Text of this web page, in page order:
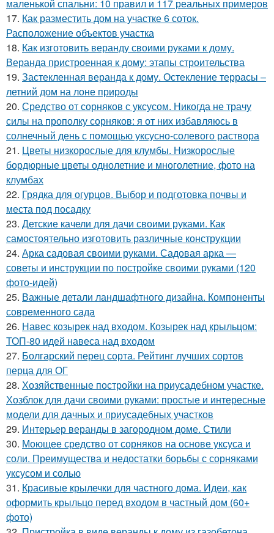
маленькой спальни: 10 правил и 117 реальных примеров
17. Как разместить дом на участке 6 соток.
Расположение объектов участка
18. Как изготовить веранду своими руками к дому.
Веранда пристроенная к дому: этапы строительства
19. Застекленная веранда к дому. Остекление террасы –
летний дом на лоне природы
20. Средство от сорняков с уксусом. Никогда не трачу
силы на прополку сорняков: я от них избавляюсь в
солнечный день с помощью уксусно-солевого раствора
21. Цветы низкорослые для клумбы. Низкорослые
бордюрные цветы однолетние и многолетние, фото на
клумбах
22. Грядка для огурцов. Выбор и подготовка почвы и
места под посадку
23. Детские качели для дачи своими руками. Как
самостоятельно изготовить различные конструкции
24. Арка садовая своими руками. Садовая арка —
советы и инструкции по постройке своими руками (120
фото-идей)
25. Важные детали ландшафтного дизайна. Компоненты
современного сада
26. Навес козырек над входом. Козырек над крыльцом:
ТОП-80 идей навеса над входом
27. Болгарский перец сорта. Рейтинг лучших сортов
перца для ОГ
28. Хозяйственные постройки на приусадебном участке.
Хозблок для дачи своими руками: простые и интересные
модели для дачных и приусадебных участков
29. Интерьер веранды в загородном доме. Стили
30. Моющее средство от сорняков на основе уксуса и
соли. Преимущества и недостатки борьбы с сорняками
уксусом и солью
31. Красивые крылечки для частного дома. Идеи, как
оформить крыльцо перед входом в частный дом (60+
фото)